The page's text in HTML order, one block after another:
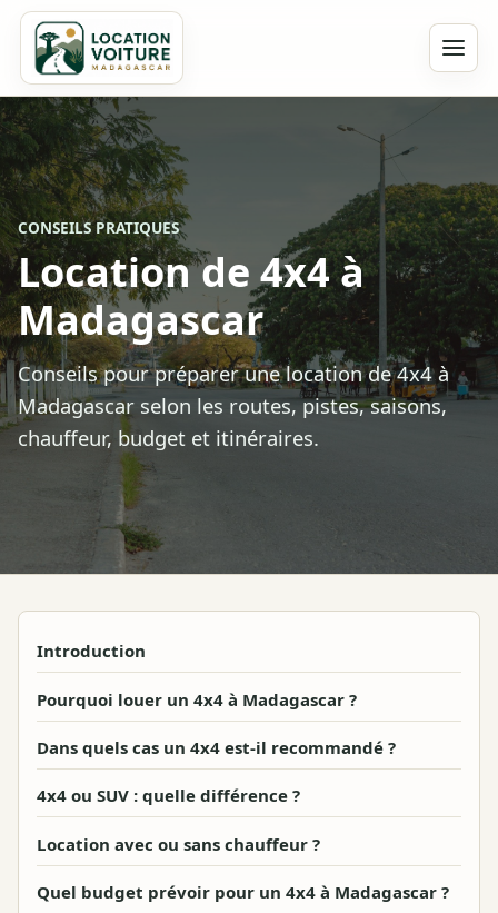
CONSEILS PRATIQUES
Location de 4x4 à
Madagascar
Conseils pour préparer une location de 4x4 à
Madagascar selon les routes, pistes, saisons,
chauffeur, budget et itinéraires.
Introduction
Pourquoi louer un 4x4 à Madagascar ?
Dans quels cas un 4x4 est-il recommandé ?
4x4 ou SUV : quelle différence ?
Location avec ou sans chauffeur ?
Quel budget prévoir pour un 4x4 à Madagascar ?